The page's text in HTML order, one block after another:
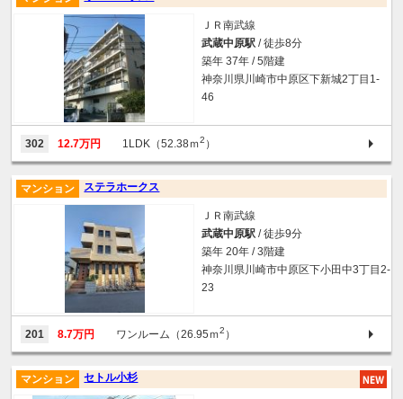
ＪＲ南武線
武蔵中原駅 / 徒歩8分
築年 37年 / 5階建
神奈川県川崎市中原区下新城2丁目1-
46
302 12.7万円 1LDK（52.38ｍ2 ）
ステラホークス
マンション
ＪＲ南武線
武蔵中原駅 / 徒歩9分
築年 20年 / 3階建
神奈川県川崎市中原区下小田中3丁目2-
23
201 8.7万円 ワンルーム（26.95ｍ2 ）
セトル小杉
マンション